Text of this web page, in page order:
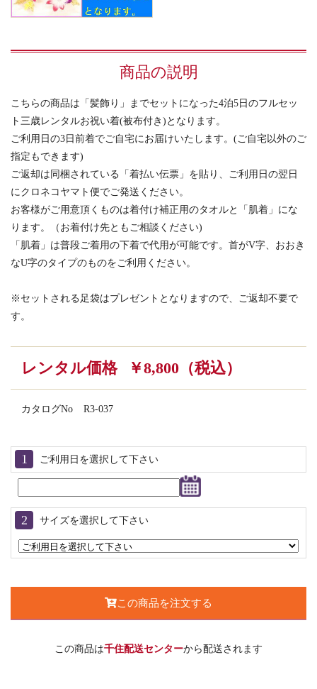
商品の説明
こちらの商品は「髪飾り」までセットになった4泊5日のフルセッ
ト三歳レンタルお祝い着(被布付き)となります。
ご利用日の3日前着でご自宅にお届けいたします。(ご自宅以外のご
指定もできます)
ご返却は同梱されている「着払い伝票」を貼り、ご利用日の翌日
にクロネコヤマト便でご発送ください。
お客様がご用意頂くものは着付け補正用のタオルと「肌着」にな
ります。（お着付け先ともご相談ください)
「肌着」は普段ご着用の下着で代用が可能です。首がV字、おおき
なU字のタイプのものをご利用ください。
※セットされる足袋はプレゼントとなりますので、ご返却不要で
す。
レンタル価格 ￥8,800（税込）
カタログNo R3-037
ご利用日を選択して下さい
サイズを選択して下さい
この商品を注文する
この商品は千住配送センターから配送されます